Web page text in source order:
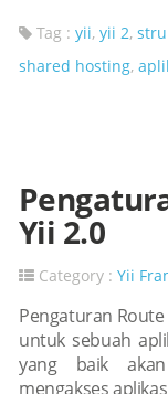
Tag : yii, yii 2,
shared hosting,
Yii 2.0
Category : Yii
Pengaturan
untuk sebuah
yang baik
mengakses